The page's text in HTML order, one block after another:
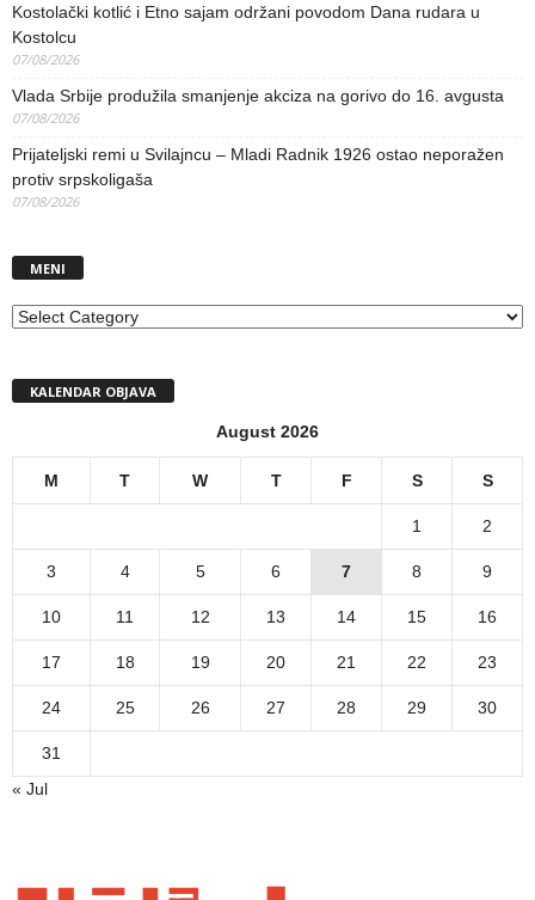
Kostolački kotlić i Etno sajam održani povodom Dana rudara u
Kostolcu
07/08/2026
Vlada Srbije produžila smanjenje akciza na gorivo do 16. avgusta
07/08/2026
Prijateljski remi u Svilajncu – Mladi Radnik 1926 ostao neporažen
protiv srpskoligaša
07/08/2026
MENI
MENI
KALENDAR OBJAVA
August 2026
M T W T F S S
1 2
3 4 5 6 7 8 9
10 11 12 13 14 15 16
17 18 19 20 21 22 23
24 25 26 27 28 29 30
31
« Jul